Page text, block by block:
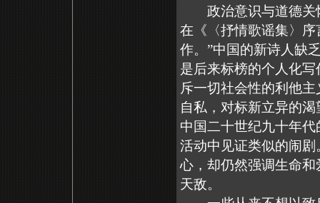
政治意识与道德关
在《〈抒情歌谣集〉
作。”中国的新诗人缺
是后来标榜的个人化
斥一切社会性的利他
自私，对标新立异的
中国二十世纪九十年
活动中见证类似的闹
心，却仍然强调生命
天敌。